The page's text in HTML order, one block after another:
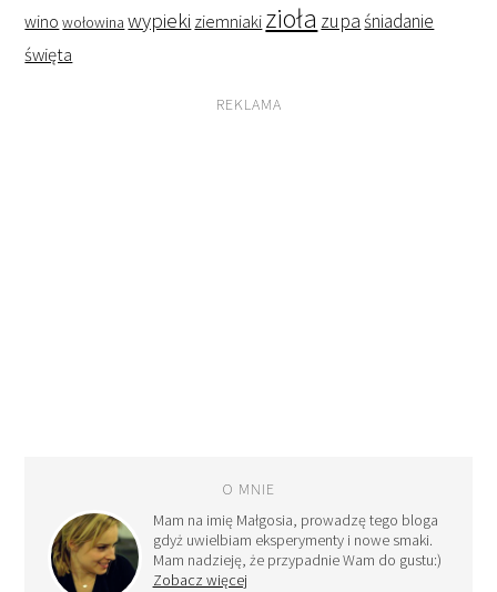
wino wołowina wypieki ziemniaki zioła zupaśniadanie
święta
REKLAMA
O MNIE
Mam na imię Małgosia, prowadzę tego bloga
gdyż uwielbiam eksperymenty i nowe smaki.
Mam nadzieję, że przypadnie Wam do gustu:)
Zobacz więcej